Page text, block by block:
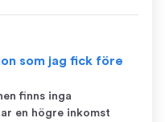
som jag fick före
finns inga
en högre inkomst